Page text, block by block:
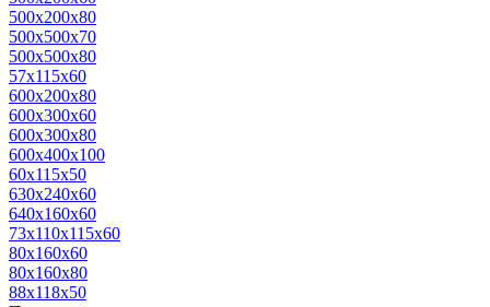
500х200х80
500х500х70
500х500х80
57х115х60
600х200х80
600х300х60
600х300х80
600х400х100
60х115х50
630х240х60
640х160х60
73х110х115х60
80х160х60
80х160х80
88х118х50